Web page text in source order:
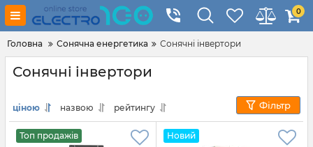
0
Головна Сонячна енергетика Сонячні інвертори
Сонячні інвертори
ціною назвою рейтингу Фільтр
Топ продажів Новий